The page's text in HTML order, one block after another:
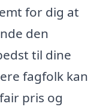
for dig at
den
til dine
fagfolk kan
pris og